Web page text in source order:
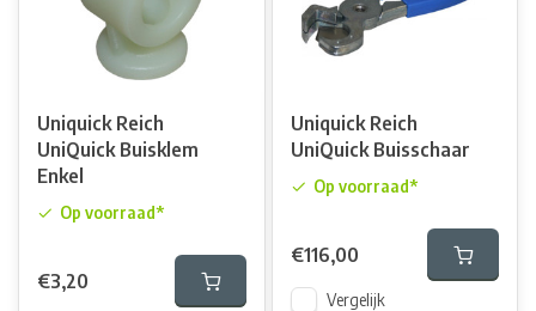
Uniquick Reich
UniQuick Buisklem
Enkel
Op voorraad*
€3,20
Uniquick Reich
UniQuick Buisschaar
Op voorraad*
€116,00
Vergelijk